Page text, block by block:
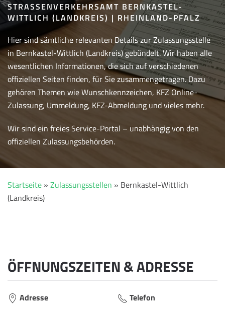
STRASSENVERKEHRSAMT BERNKASTEL-W
ITTLICH (LANDKREIS) | RHEINLAND-PFALZ
Hier sind sämtliche relevanten Details zur Zulassungsstelle
in Bernkastel-Wittlich (Landkreis) gebündelt. Wir haben alle
wesentlichen Informationen, die sich auf verschiedenen
offiziellen Seiten finden, für Sie zusammengetragen. Dazu
gehören Themen wie Wunschkennzeichen, KFZ Online-
Zulassung, Ummeldung, KFZ-Abmeldung und vieles mehr.
Wir sind ein freies Service-Portal – unabhängig von den
offiziellen Zulassungsbehörden.
Startseite » Zulassungsstellen » Bernkastel-Wittlich
(Landkreis)
ÖFFNUNGSZEITEN & ADRESSE
Adresse Telefon